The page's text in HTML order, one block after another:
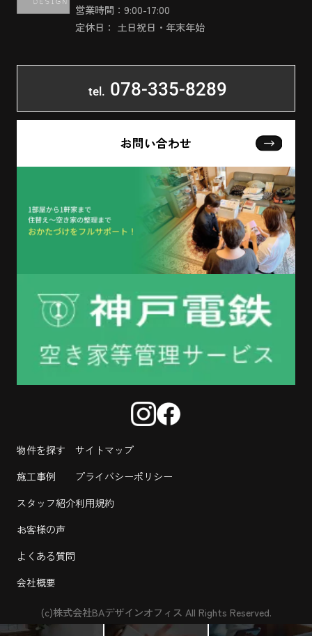
営業時間：9:00-17:00
定休日： 土日祝日・年末年始
tel. 078-335-8289
お問い合わせ
物件を探す
施工事例
スタッフ紹介
お客様の声
よくある質問
会社概要
サイトマップ
プライバシーポリシー
利用規約
(c)株式会社BAデザインオフィス All Rights Reserved.